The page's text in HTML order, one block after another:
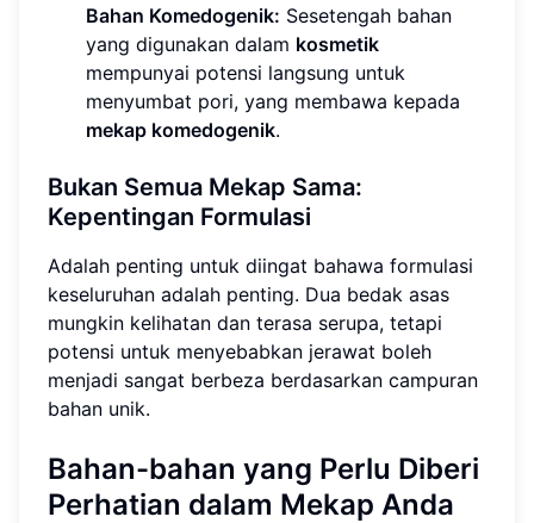
Bahan Komedogenik: Sesetengah bahan
yang digunakan dalam kosmetik
mempunyai potensi langsung untuk
menyumbat pori, yang membawa kepada
mekap komedogenik.
Bukan Semua Mekap Sama:
Kepentingan Formulasi
Adalah penting untuk diingat bahawa formulasi
keseluruhan adalah penting. Dua bedak asas
mungkin kelihatan dan terasa serupa, tetapi
potensi untuk menyebabkan jerawat boleh
menjadi sangat berbeza berdasarkan campuran
bahan unik.
Bahan-bahan yang Perlu Diberi
Perhatian dalam Mekap Anda